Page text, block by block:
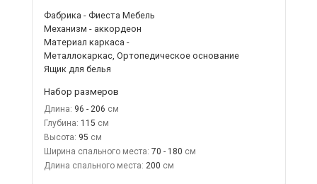
Фабрика - Фиеста Мебель
Механизм - аккордеон
Материал каркаса -
Металлокаркас, Ортопедическое основание
Ящик для белья
Набор размеров
Длина: 96 - 206
Глубина: 115
Высота: 95
Ширина спального места: 70 - 180
Длина спального места: 200